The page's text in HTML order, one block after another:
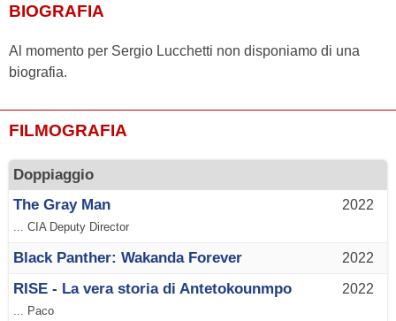
BIOGRAFIA
Al momento per Sergio Lucchetti non disponiamo di una
biografia.
FILMOGRAFIA
Doppiaggio
2022
The Gray Man
... CIA Deputy Director
2022
Black Panther: Wakanda Forever
2022
RISE - La vera storia di Antetokounmpo
... Paco